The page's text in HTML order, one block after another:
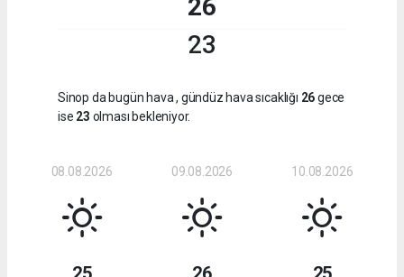
26
23
Sinop da bugün hava, gündüz hava sıcaklığı 26gece
ise 23 olması bekleniyor.
08.08.2026 09.08.2026 10.08.2026